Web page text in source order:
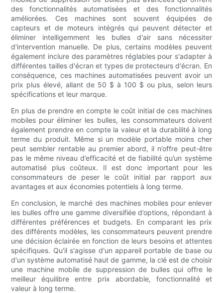
des fonctionnalités automatisées et des fonctionnalités
améliorées. Ces machines sont souvent équipées de
capteurs et de moteurs intégrés qui peuvent détecter et
éliminer intelligemment les bulles d'air sans nécessiter
d'intervention manuelle. De plus, certains modèles peuvent
également inclure des paramètres réglables pour s'adapter à
différentes tailles d'écran et types de protecteurs d'écran. En
conséquence, ces machines automatisées peuvent avoir un
prix plus élevé, allant de 50 $ à 100 $ ou plus, selon leurs
spécifications et leur marque.
En plus de prendre en compte le coût initial de ces machines
mobiles pour éliminer les bulles, les consommateurs doivent
également prendre en compte la valeur et la durabilité à long
terme du produit. Même si un modèle portable moins cher
peut sembler rentable au premier abord, il n’offre peut-être
pas le même niveau d’efficacité et de fiabilité qu’un système
automatisé plus coûteux. Il est donc important pour les
consommateurs de peser le coût initial par rapport aux
avantages et aux économies potentiels à long terme.
En conclusion, le marché des machines mobiles pour enlever
les bulles offre une gamme diversifiée d’options, répondant à
différentes préférences et budgets. En comparant les prix
des différents modèles, les consommateurs peuvent prendre
une décision éclairée en fonction de leurs besoins et attentes
spécifiques. Qu'il s'agisse d'un appareil portable de base ou
d'un système automatisé haut de gamme, la clé est de choisir
une machine mobile de suppression de bulles qui offre le
meilleur équilibre entre prix abordable, fonctionnalité et
valeur à long terme.